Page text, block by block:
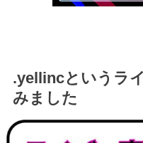
.yellincというラ
みました